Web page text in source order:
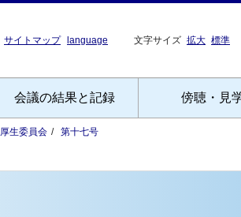
サイトマップ language 文字サイズ 拡大 標準
会議の結果と記録 傍聴・見
厚生委員会 第十七号